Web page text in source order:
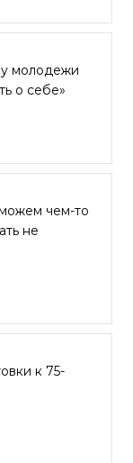
молодежи
о себе»
чем-то
не
к 75-